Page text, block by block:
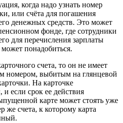
когда надо узнать номер
или счёта для погашения
денежных средств. Это может
фонде, где сотрудники
для перечисления зарплаты
понадобиться.
счета, то он не имеет
номером, выбитым на глянцевой
На карточке
если срок ее действия
карте может стоять уже
же счета, к которому карта